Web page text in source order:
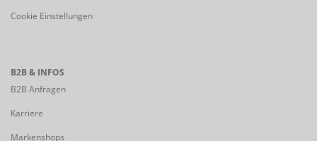
Cookie Einstellungen
B2B & INFOS
B2B Anfragen
Karriere
Markenshops